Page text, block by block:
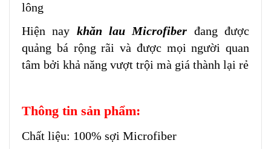
lông
Hiện nay khăn lau Microfiber đang được
quảng bá rộng rãi và được mọi người quan
tâm bởi khả năng vượt trội mà giá thành lại rẻ
Thông tin sản phẩm:
Chất liệu: 100% sợi Microfiber